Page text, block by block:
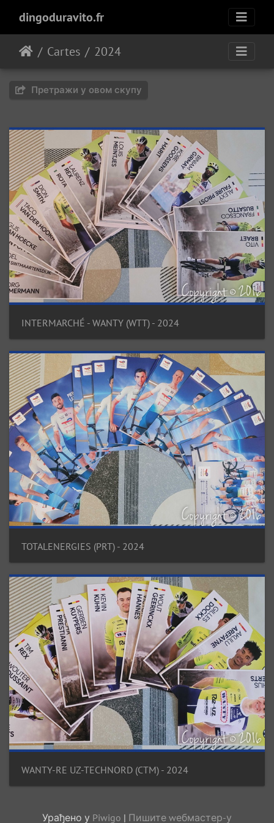
dingoduravito.fr
Cartes 2024
Претражи у овом скупу
INTERMARCHÉ - WANTY (WTT) - 2024
TOTALENERGIES (PRT) - 2024
WANTY-RE UZ-TECHNORD (CTM) - 2024
Урађено у Piwigo | Пишите wебмастер-у